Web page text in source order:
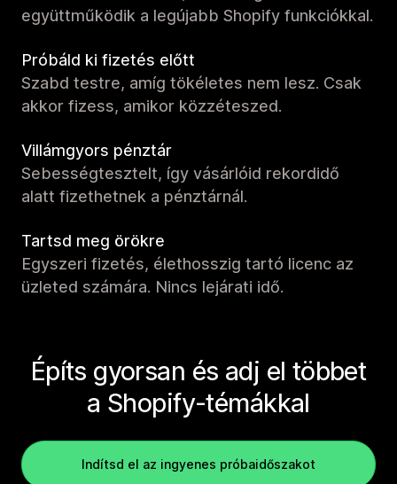
együttműködik a legújabb Shopify funkciókkal.
Próbáld ki fizetés előtt
Szabd testre, amíg tökéletes nem lesz. Csak
akkor fizess, amikor közzéteszed.
Villámgyors pénztár
Sebességtesztelt, így vásárlóid rekordidő
alatt fizethetnek a pénztárnál.
Tartsd meg örökre
Egyszeri fizetés, élethosszig tartó licenc az
üzleted számára. Nincs lejárati idő.
Építs gyorsan és adj el többet
a Shopify-témákkal
Indítsd el az ingyenes próbaidőszakot